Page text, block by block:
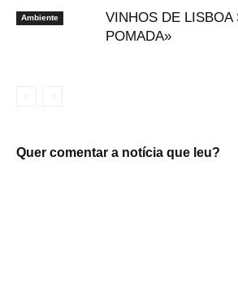
Ambiente
VINHOS DE LISBOA
POMADA»
Quer comentar a notícia que leu?